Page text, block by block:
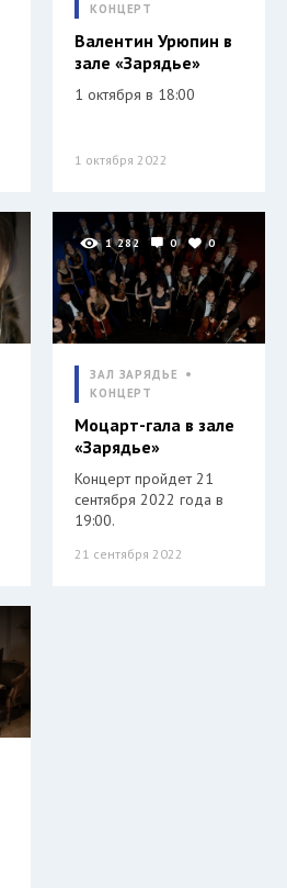
КОНЦЕРТ
Валентин Урюпин в
зале «Зарядье»
1 октября в 18:00
1 октября 2022
1 282 0 0
ЗАЛ ЗАРЯДЬЕ
КОНЦЕРТ
Моцарт-гала в зале
«Зарядье»
Концерт пройдет 21
сентября 2022 года в
19:00.
21 сентября 2022